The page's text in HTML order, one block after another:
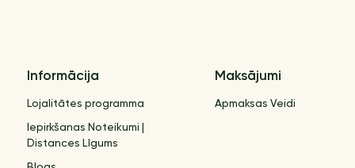
Informācija
Lojalitātes programma
Iepirkšanas Noteikumi |
Distances Līgums
Maksājumi
Apmaksas Veidi